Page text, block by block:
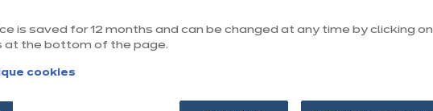
is saved for 12 months and can be changed at any time by clicking on
at the bottom of the page.
cookies